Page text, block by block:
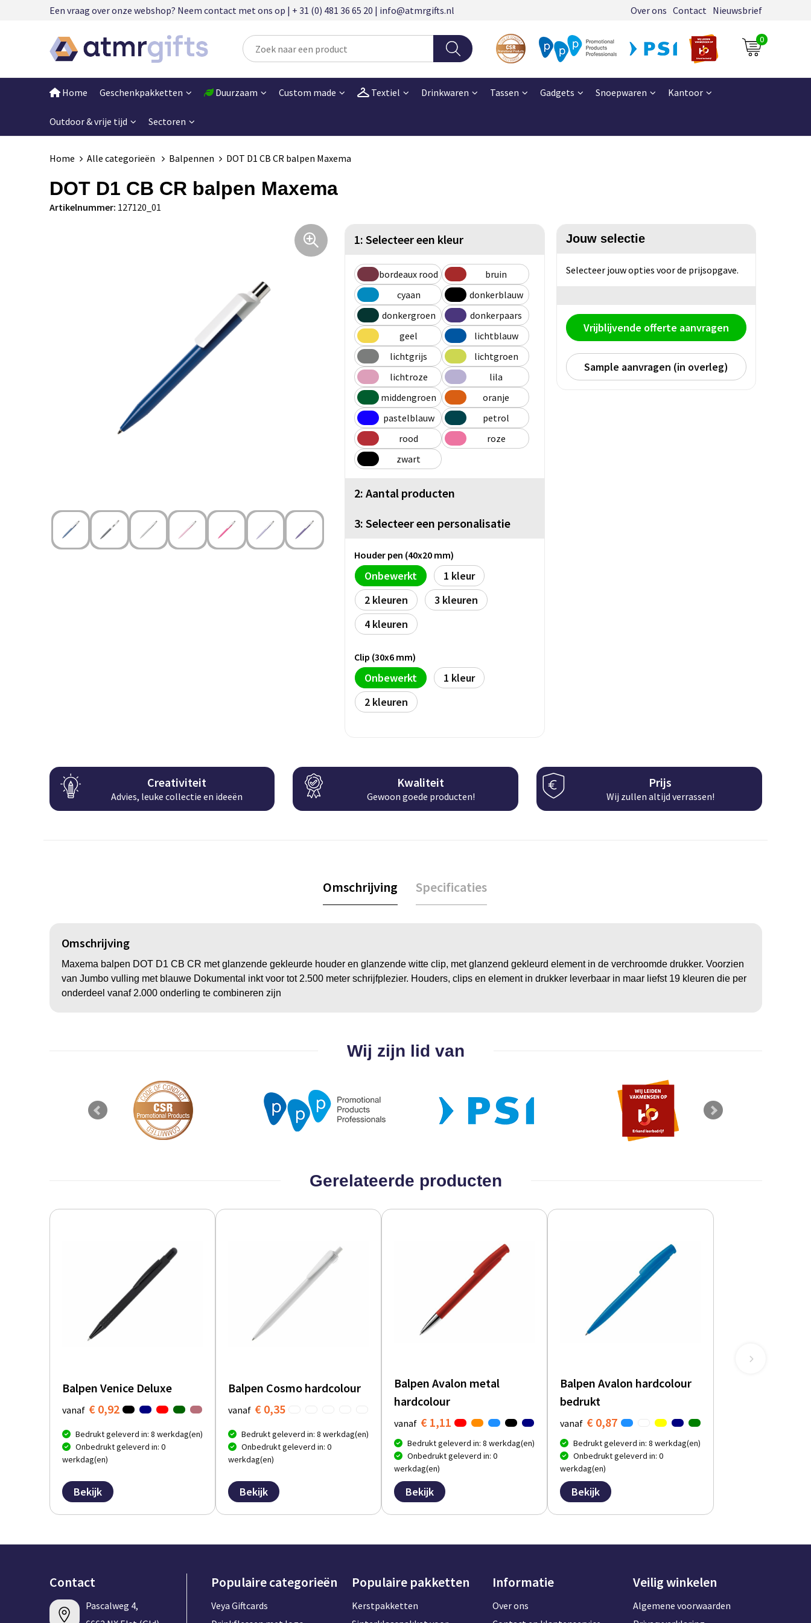
Een vraag over onze webshop? Neem contact met ons op | + 31 (0) 481 36 65 20 | info@atmrgifts.nl Over ons Contact Nieuwsbrief
0
Home Geschenkpakketten Duurzaam Custom made Textiel Drinkwaren Tassen Gadgets Snoepwaren Kantoor
Outdoor & vrije tijd Sectoren
Home Alle categorieën Balpennen DOT D1 CB CR balpen Maxema
DOT D1 CB CR balpen Maxema
Artikelnummer: 127120_01
1: Selecteer een kleur
bordeaux rood
bruin
cyaan
donkerblauw
donkergroen
donkerpaars
geel
lichtblauw
lichtgrijs
lichtgroen
lichtroze
lila
middengroen
oranje
pastelblauw
petrol
rood
roze
zwart
2: Aantal producten
3: Selecteer een personalisatie
Houder pen (40x20 mm)
Onbewerkt
1
2
3
4
Clip (30x6 mm)
Onbewerkt
1
2
Jouw selectie
Selecteer jouw opties voor de prijsopgave.
Vrijblijvende offerte aanvragen
Sample aanvragen (in overleg)
Creativiteit
Advies, leuke collectie en ideeën
Kwaliteit
Gewoon goede producten!
Prijs
Wij zullen altijd verrassen!
Omschrijving Specificaties
Omschrijving
Maxema balpen DOT D1 CB CR met glanzende gekleurde houder en glanzende witte clip, met glanzend gekleurd element in de verchroomde drukker. Voorzien
van Jumbo vulling met blauwe Dokumental inkt voor tot 2.500 meter schrijfplezier. Houders, clips en element in drukker leverbaar in maar liefst 19 kleuren die per
onderdeel vanaf 2.000 onderling te combineren zijn
Wij zijn lid van
Gerelateerde producten
Balpen Venice Deluxe
vanaf € 0,92
Bedrukt geleverd in: 8 werkdag(en)
Onbedrukt geleverd in: 0
werkdag(en)
Bekijk
Balpen Cosmo hardcolour
vanaf € 0,35
Bedrukt geleverd in: 8 werkdag(en)
Onbedrukt geleverd in: 0
werkdag(en)
Bekijk
Balpen Avalon metal
hardcolour
vanaf € 1,11
Bedrukt geleverd in: 8 werkdag(en)
Onbedrukt geleverd in: 0
werkdag(en)
Bekijk
Balpen Avalon hardcolour
bedrukt
vanaf € 0,87
Bedrukt geleverd in: 8 werkdag(en)
Onbedrukt geleverd in: 0
werkdag(en)
Bekijk
Contact
Pascalweg 4,
Populaire categorieën
Veya Giftcards
Populaire pakketten
Kerstpakketten
Informatie
Over ons
Veilig winkelen
Algemene voorwaarden